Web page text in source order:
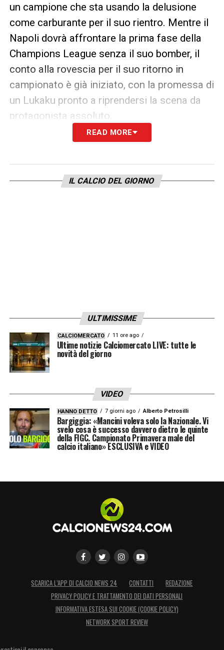
un campione che sta usando la delusione
come carburante per il suo rientro. Mentre il
Napoli dovrà affrontare la prima fase della
Champions League senza il suo bomber, il
conto alla rovescia per il suo ritorno in
campionato è già iniziato, con la promessa di
un Lukaku pronto a riprendersi la scena da
protagonista assoluto.
READ MORE
IL CALCIO DEL GIORNO
ULTIMISSIME
CALCIOMERCATO 11 ore ago
Ultime notizie Calciomercato LIVE: tutte le
novità del giorno
VIDEO
HANNO DETTO 7 giorni ago Alberto Petrosilli
Bargiggia: «Mancini voleva solo la Nazionale. Vi
svelo cosa è successo davvero dietro le quinte
della FIGC. Campionato Primavera male del
calcio italiano» ESCLUSIVA e VIDEO
SCARICA L’APP DI CALCIO NEWS 24 CONTATTI
REDAZIONE
PRIVACY POLICY E TRATTAMENTO DEI DATI PERSONALI
INFORMATIVA ESTESA SUI COOKIE (COOKIE POLICY)
NETWORK SPORT REVIEW